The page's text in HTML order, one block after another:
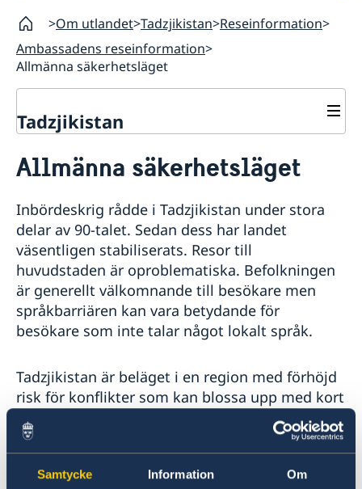
Samtycke Information Om
Om utlandet Tadzjikistan Reseinformation
Ambassadens reseinformation
Allmänna säkerhetsläget
Tadzjikistan
Hjälp till svenskar i Tadzjikistan
Pass utomlands
Samordningsnummer
Förlust av pass
Ambassadens reseinformation
Aktuella händelser
Allmänna säkerhetsläget
Resa i landet
Naturförhållanden och katastrofer
In- och utresebestämmelser
Hälso- och sjukvård
Trafiksäkerhet
Lokala lagar och sedvänjor
Resa med dubbelt medborgarskap
Inför resan
Svenska medborgare behöver visum
Pass och ID-kort
Om olyckan är framme
Hur kan jag bli kontaktad i en katastrofsituation
Allmänna säkerhetsläget
Inbördeskrig rådde i Tadzjikistan under stora
delar av 90-talet. Sedan dess har landet
väsentligen stabiliserats. Resor till
huvudstaden är oproblematiska. Befolkningen
är generellt välkomnande till besökare men
språkbarriären kan vara betydande för
besökare som inte talar något lokalt språk.
Tadzjikistan är beläget i en region med förhöjd
risk för konflikter som kan blossa upp med kort
varsel. Landets säkerhetsbevarande organ
rapporteras återkommande använda övervåld
och metoder som normalt förknippas med en
auktoritär stat.